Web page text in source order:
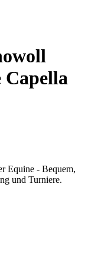
Capella
Equine - Bequem,
und Turniere.